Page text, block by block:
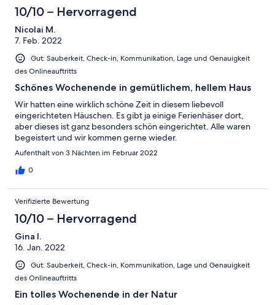
10/10 – Hervorragend
Nicolai M.
7. Feb. 2022
Gut: Sauberkeit, Check-in, Kommunikation, Lage und Genauigkeit
des Onlineauftritts
Schönes Wochenende in gemütlichem, hellem Haus
Wir hatten eine wirklich schöne Zeit in diesem liebevoll
eingerichteten Häuschen. Es gibt ja einige Ferienhäser dort,
aber dieses ist ganz besonders schön eingerichtet. Alle waren
begeistert und wir kommen gerne wieder.
Aufenthalt von 3 Nächten im Februar 2022
0
Verifizierte Bewertung
10/10 – Hervorragend
Gina I.
16. Jan. 2022
Gut: Sauberkeit, Check-in, Kommunikation, Lage und Genauigkeit
des Onlineauftritts
Ein tolles Wochenende in der Natur